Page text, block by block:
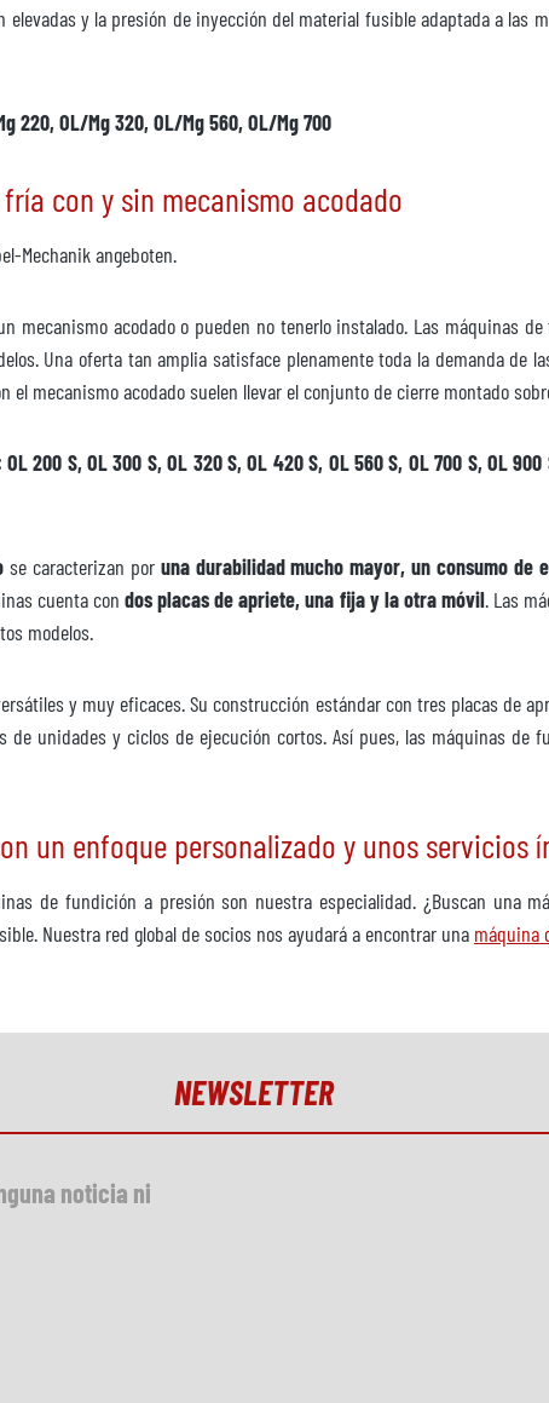
y la presión de inyección del material fusible adaptada a las
220, OL/Mg 320, OL/Mg 560, OL/Mg 700
con y sin mecanismo acodado
Mechanik angeboten.
mecanismo acodado o pueden no tenerlo instalado. Las máquinas
Una oferta tan amplia satisface plenamente toda la demanda de
mecanismo acodado suelen llevar el conjunto de cierre montado
S, OL 300 S, OL 320 S, OL 420 S, OL 560 S, OL 700 S, OL 900
se caracterizan por una durabilidad mucho mayor, un consumo de
cuenta condos placas de apriete, una fija y la otra móvil. Las
modelos.
y muy eficaces. Su construcción estándar con tres placas de
de unidades y ciclos de ejecución cortos. Así pues, las máquinas
un enfoque personalizado y unos servicios
de fundición a presión son nuestra especialidad. ¿Buscan una
Nuestra red global de socios nos ayudará a encontrar una máquina
NEWSLETTER
noticia ni